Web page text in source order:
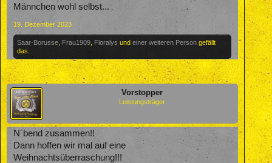
Männchen wohl selbst...
19. Dezember 2023
Saar-Borusse Frau1909 Floralys und einer weiteren Person gefällt
das.
Vorstopper
Leistungsträger
N´bend zusammen!!
Dann hoffen wir mal auf eine
Weihnachtsüberraschung!!!